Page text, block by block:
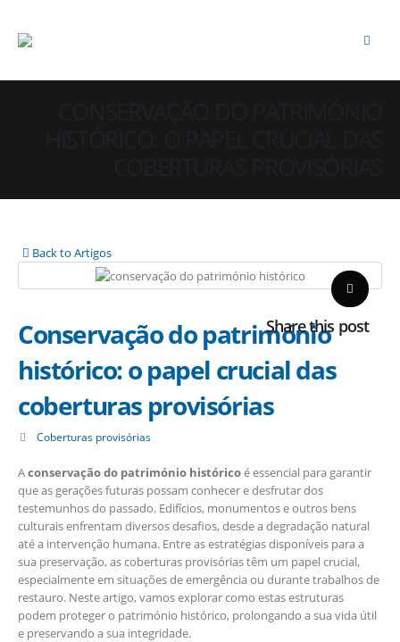
Back to Artigos
Share this post
Conservação do património
histórico: o papel crucial das
coberturas provisórias
Coberturas provisórias
Aconservação do património históricoé essencial para garantir
que as gerações futuras possam conhecer e desfrutar dos
testemunhos do passado. Edifícios, monumentos e outros bens
culturais enfrentam diversos desafios, desde a degradação natural
até a intervenção humana. Entre as estratégias disponíveis para a
sua preservação, as coberturas provisórias têm um papel crucial,
especialmente em situações de emergência ou durante trabalhos de
restauro. Neste artigo, vamos explorar como estas estruturas
podem proteger o património histórico, prolongando a sua vida útil
e preservando a sua integridade.